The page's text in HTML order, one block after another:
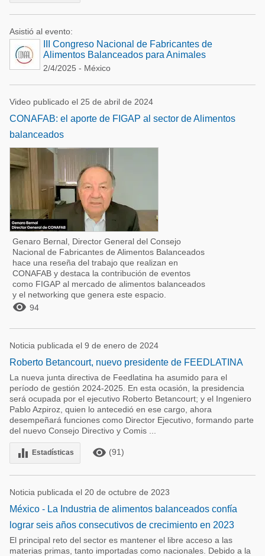
Asistió al evento:
III Congreso Nacional de Fabricantes de
Alimentos Balanceados para Animales
2/4/2025 - México
Video publicado el 25 de abril de 2024
CONAFAB: el aporte de FIGAP al sector de Alimentos
balanceados
Genaro Bernal, Director General del Consejo
Nacional de Fabricantes de Alimentos Balanceados
hace una reseña del trabajo que realizan en
CONAFAB y destaca la contribución de eventos
como FIGAP al mercado de alimentos balanceados
y el networking que genera este espacio.
 94
Noticia publicada el 9 de enero de 2024
Roberto Betancourt, nuevo presidente de FEEDLATINA
La nueva junta directiva de Feedlatina ha asumido para el
período de gestión 2024-2025. En esta ocasión, la presidencia
será ocupada por el ejecutivo Roberto Betancourt; y el Ingeniero
Pablo Azpiroz, quien lo antecedió en ese cargo, ahora
desempeñará funciones como Director Ejecutivo, formando parte
del nuevo Consejo Directivo y Comis ...
equalizer Estadísticas remove_red_eye (91)
Noticia publicada el 20 de octubre de 2023
México - La Industria de alimentos balanceados confía
lograr seis años consecutivos de crecimiento en 2023
El principal reto del sector es mantener el libre acceso a las
materias primas, tanto importadas como nacionales. Debido a la